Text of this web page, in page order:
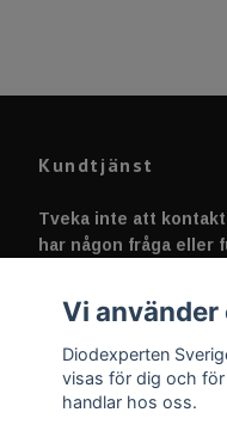
Kundtjänst
Tveka inte att
har någon fråga eller
Vi använder
Diodexperten
visas för dig och
handlar hos oss.